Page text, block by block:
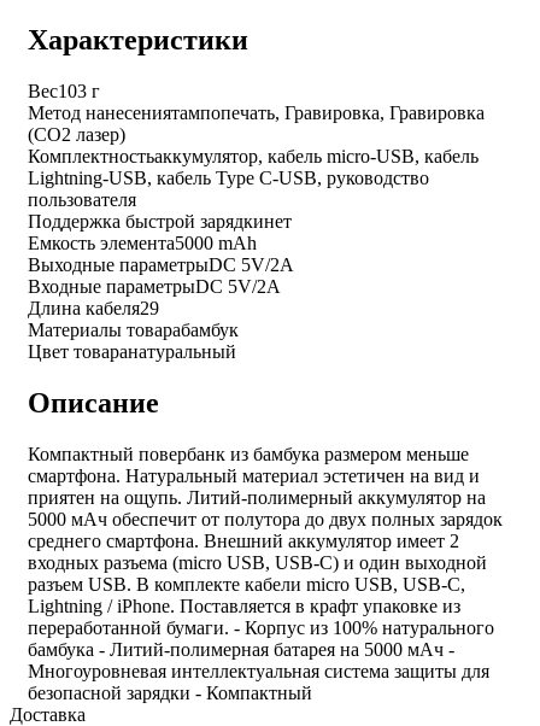
Характеристики
Вес103 г
Метод нанесениятампопечать, Гравировка, Гравировка
(CO2 лазер)
Комплектностьаккумулятор, кабель micro-USB, кабель
Lightning-USB, кабель Type C-USB, руководство
пользователя
Поддержка быстрой зарядкинет
Емкость элемента5000 mAh
Выходные параметрыDC 5V/2A
Входные параметрыDC 5V/2A
Длина кабеля29
Материалы товарабамбук
Цвет товаранатуральный
Описание
Компактный повербанк из бамбука размером меньше
смартфона. Натуральный материал эстетичен на вид и
приятен на ощупь. Литий-полимерный аккумулятор на
5000 мАч обеспечит от полутора до двух полных зарядок
среднего смартфона. Внешний аккумулятор имеет 2
входных разъема (micro USB, USB-C) и один выходной
разъем USB. В комплекте кабели micro USB, USB-C,
Lightning / iPhone. Поставляется в крафт упаковке из
переработанной бумаги. - Корпус из 100% натурального
бамбука - Литий-полимерная батарея на 5000 мАч -
Многоуровневая интеллектуальная система защиты для
безопасной зарядки - Компактный
Доставка